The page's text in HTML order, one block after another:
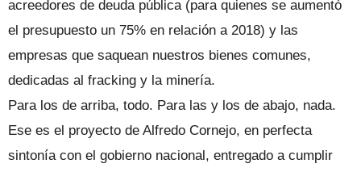
acreedores de deuda pública (para quienes se aumentó
el presupuesto un 75% en relación a 2018) y las
empresas que saquean nuestros bienes comunes,
dedicadas al fracking y la minería.
Para los de arriba, todo. Para las y los de abajo, nada.
Ese es el proyecto de Alfredo Cornejo, en perfecta
sintonía con el gobierno nacional, entregado a cumplir